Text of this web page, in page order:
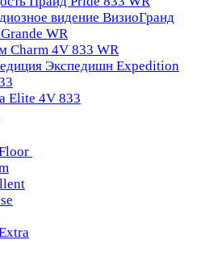
видение ВизиоГранд
WR
Charm 4V 833 WR
Экспедишн Expedition
Elite 4V 833